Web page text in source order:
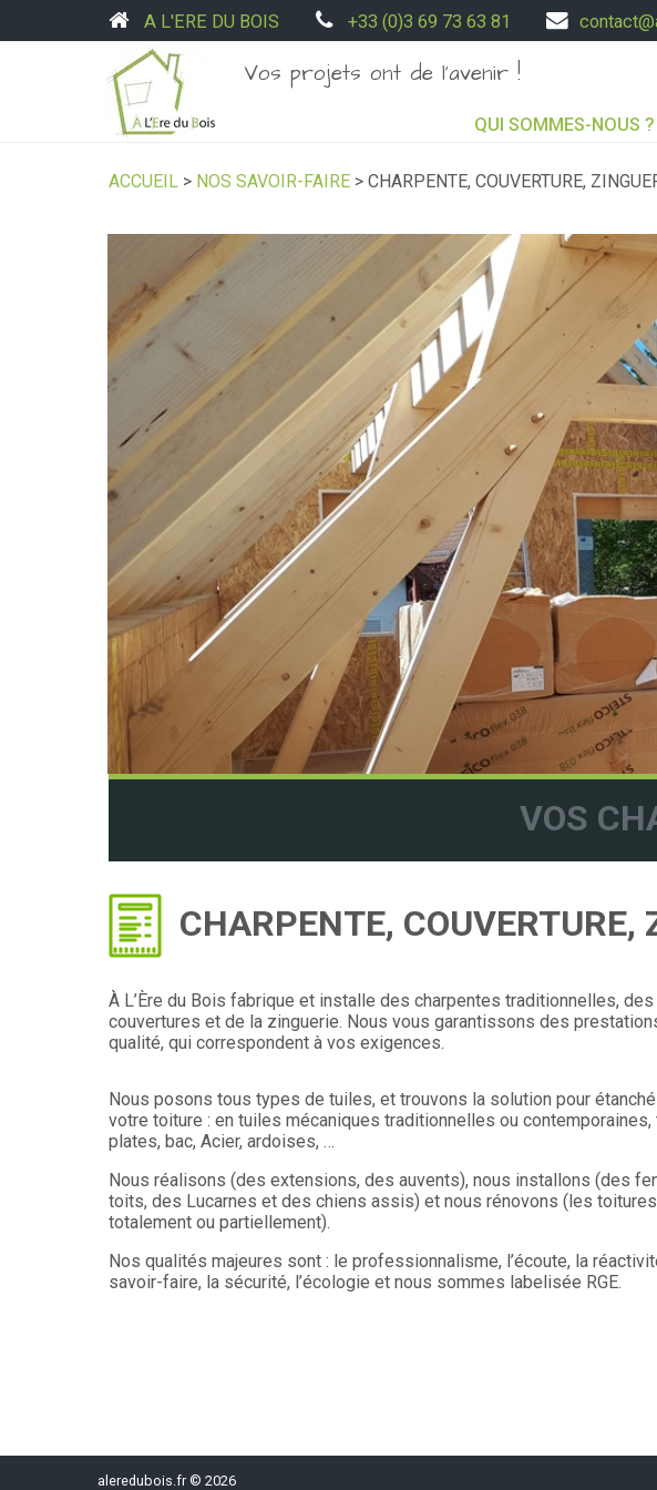
A L'ERE DU BOIS +33 (0)3 69 73 63 81
Vos projets ont de l'avenir !
QUI SOMMES-NOUS ?
ACCUEIL> NOS SAVOIR-FAIRE> CHARPENTE, COUVERTURE,
VOS
CHARPENTE, COUVERTURE,
À L’Ère du Bois fabrique et installe des charpentes traditionnelles, des
couvertures et de la zinguerie. Nous vous garantissons des
qualité, qui correspondent à vos exigences.
Nous posons tous types de tuiles, et trouvons la solution pour
votre toiture : en tuiles mécaniques traditionnelles ou contemporaines,
plates, bac, Acier, ardoises, …
Nous réalisons (des extensions, des auvents), nous installons (des
toits, des Lucarnes et des chiens assis) et nous rénovons (les
totalement ou partiellement).
Nos qualités majeures sont : le professionnalisme, l’écoute, la
savoir-faire, la sécurité, l’écologie et nous sommes labelisée RGE.
aleredubois.fr © 2026